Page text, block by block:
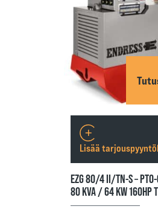
EZG 80/4 II/TN-S – PTO-
80 KVA / 64 KW 160HP
Lisää